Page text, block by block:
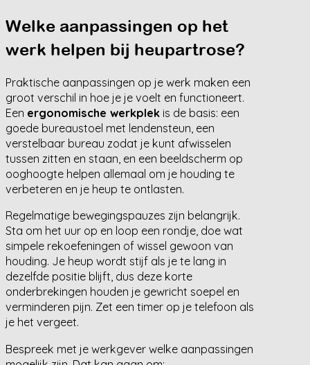
Welke aanpassingen op het
werk helpen bij heupartrose?
Praktische aanpassingen op je werk maken een
groot verschil in hoe je je voelt en functioneert.
Een ergonomische werkplek is de basis: een
goede bureaustoel met lendensteun, een
verstelbaar bureau zodat je kunt afwisselen
tussen zitten en staan, en een beeldscherm op
ooghoogte helpen allemaal om je houding te
verbeteren en je heup te ontlasten.
Regelmatige bewegingspauzes zijn belangrijk.
Sta om het uur op en loop een rondje, doe wat
simpele rekoefeningen of wissel gewoon van
houding. Je heup wordt stijf als je te lang in
dezelfde positie blijft, dus deze korte
onderbrekingen houden je gewricht soepel en
verminderen pijn. Zet een timer op je telefoon als
je het vergeet.
Bespreek met je werkgever welke aanpassingen